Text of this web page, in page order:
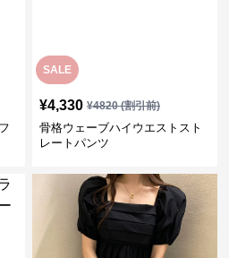
SALE
¥4,330 ¥4820(割引前)
骨格ウェーブハイウエストスト
レートパンツ